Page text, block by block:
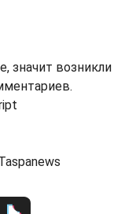
значит возникли